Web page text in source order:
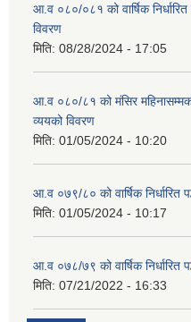
आ.व ०८०/०८१ को वार्षिक
विवरण
मिति: 08/28/2024 - 17:05
आ.व ०८०/८१ को मंसिर
व्ययको विवरण
मिति: 01/05/2024 - 10:20
आ.व ०७९/८० को वार्षिक निर्धारित
मिति: 01/05/2024 - 10:17
आ.व ०७८/७९ को वार्षिक निर्धारित
मिति: 07/21/2022 - 16:33